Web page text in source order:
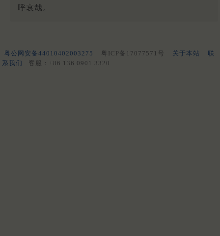
呼哀哉。
粤公网安备44010402003275 粤ICP备17077571号 关于本站
联
系我们
客服：+86 136 0901 3320